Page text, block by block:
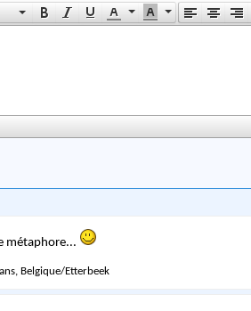
métaphore...
Belgique/Etterbeek